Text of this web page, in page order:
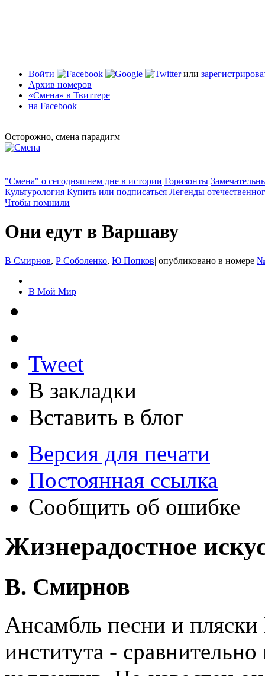
Войти или
Архив номеров
«Смена» в Твиттере
на Facebook
Осторожно, смена парадигм
"Смена" о сегодняшнем дне в истории Горизонты
Культурология Купить или подписаться Легенды
Чтобы помнили
Они едут в Варшаву
В Смирнов, Р Соболенко, Ю Попков| опубликовано в номере
В Мой Мир
Tweet
В закладки
Вставить в блог
Версия для печати
Постоянная ссылка
Сообщить об ошибке
Жизнерадостное
В. Смирнов
Ансамбль песни и пляски
института -